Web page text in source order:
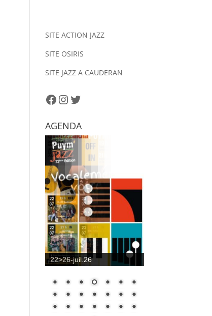
SITE ACTION JAZZ
SITE OSIRIS
SITE JAZZ A CAUDERAN
Facebook
Instagram
Twitter
AGENDA
22>26-juil.26